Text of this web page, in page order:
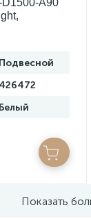
A90
Подвесной
426472
Белый
Показать